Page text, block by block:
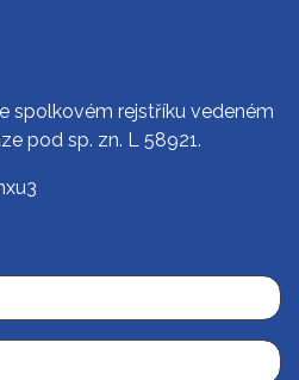
spolkovém rejstříku vedeném
pod sp. zn. L 58921.